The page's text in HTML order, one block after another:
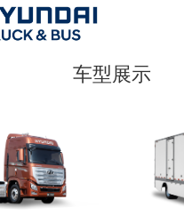
车型展示